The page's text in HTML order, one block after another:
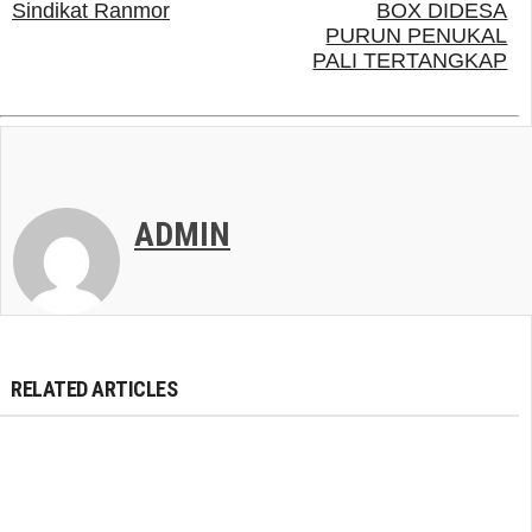
Sindikat Ranmor
BOX DIDESA
PURUN PENUKAL
PALI TERTANGKAP
ADMIN
RELATED ARTICLES